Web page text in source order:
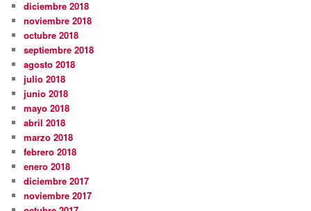
diciembre 2018
noviembre 2018
octubre 2018
septiembre 2018
agosto 2018
julio 2018
junio 2018
mayo 2018
abril 2018
marzo 2018
febrero 2018
enero 2018
diciembre 2017
noviembre 2017